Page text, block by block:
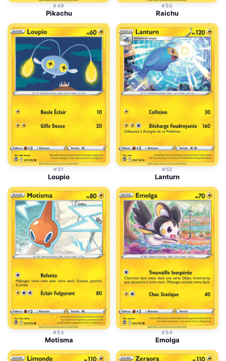
#49
Pikachu
#50
Raichu
#51
Loupio
#52
Lanturn
#53
Motisma
#54
Emolga